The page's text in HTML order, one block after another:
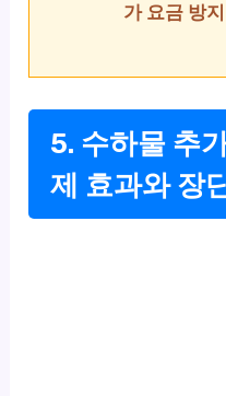
가 요금 방
5. 수하물 추
제 효과와 장